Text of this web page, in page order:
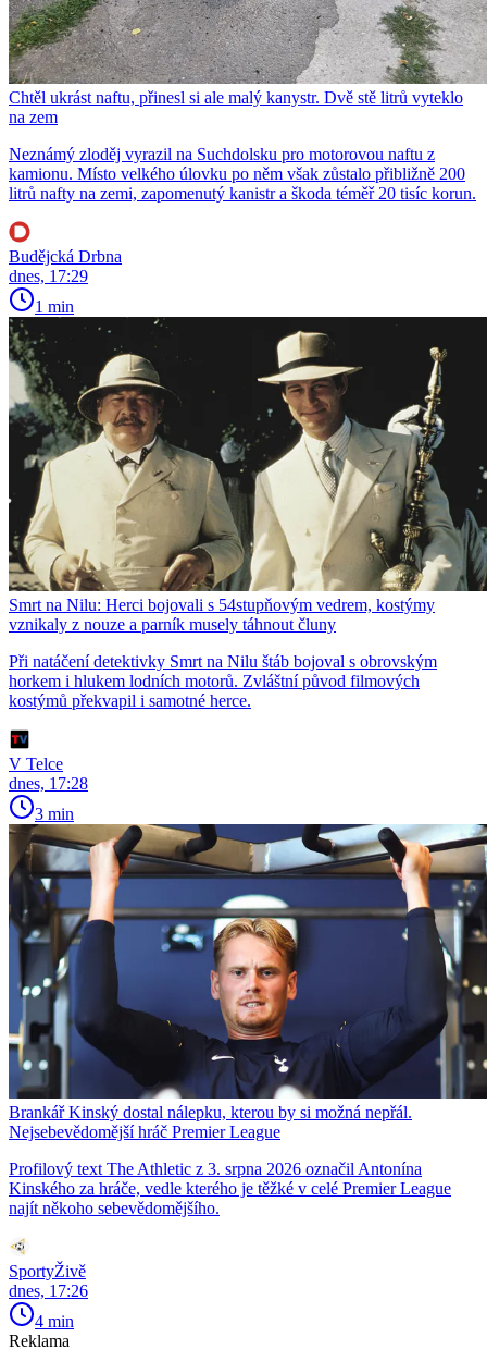
Chtěl ukrást naftu, přinesl si ale malý kanystr. Dvě stě litrů vyteklo
na zem
Neznámý zloděj vyrazil na Suchdolsku pro motorovou naftu z
kamionu. Místo velkého úlovku po něm však zůstalo přibližně 200
litrů nafty na zemi, zapomenutý kanistr a škoda téměř 20 tisíc korun.
Budějcká Drbna
dnes, 17:29
1 min
Smrt na Nilu: Herci bojovali s 54stupňovým vedrem, kostýmy
vznikaly z nouze a parník musely táhnout čluny
Při natáčení detektivky Smrt na Nilu štáb bojoval s obrovským
horkem i hlukem lodních motorů. Zvláštní původ filmových
kostýmů překvapil i samotné herce.
V Telce
dnes, 17:28
3 min
Brankář Kinský dostal nálepku, kterou by si možná nepřál.
Nejsebevědomější hráč Premier League
Profilový text The Athletic z 3. srpna 2026 označil Antonína
Kinského za hráče, vedle kterého je těžké v celé Premier League
najít někoho sebevědomějšího.
SportyŽivě
dnes, 17:26
4 min
Reklama